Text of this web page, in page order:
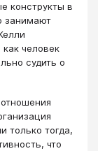
конструкты в
занимают
человек
судить о
только тогда,
что